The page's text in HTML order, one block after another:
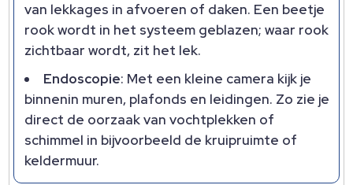
van lekkages in afvoeren of daken. Een beetje
rook wordt in het systeem geblazen; waar rook
zichtbaar wordt, zit het lek.
Endoscopie: Met een kleine camera kijk je
binnenin muren, plafonds en leidingen. Zo zie je
direct de oorzaak van vochtplekken of
schimmel in bijvoorbeeld de kruipruimte of
keldermuur.